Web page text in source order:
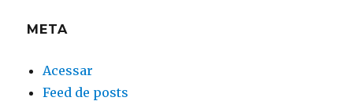
META
Acessar
Feed de posts